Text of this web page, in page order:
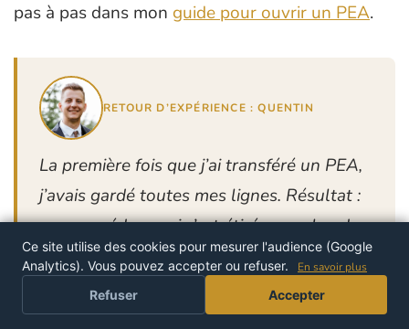
pas à pas dans mon guide pour ouvrir un PEA.
RETOUR D’EXPÉRIENCE : QUENTIN
La première fois que j’ai transféré un PEA,
j’avais gardé toutes mes lignes. Résultat :
une procédure qui s’est étirée sur plus de
deux mois, avec des titres bloqués
pendant le transfert. Depuis, je solde tout
avant. La dernière fois, je n’avais que des
PROFITER DE L'OFFRE
Ce site utilise des cookies pour mesurer l'audience (Google
Analytics). Vous pouvez accepter ou refuser.
En savoir plus
Refuser Accepter